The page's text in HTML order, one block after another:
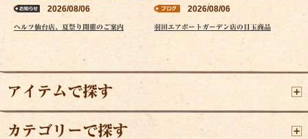
2026/08/06
ヘルツ仙台店、夏祭り開催のご案内
2026/08/06
羽田エアポートガーデン店の目玉商品
アイテムで探す
カテゴリーで探す